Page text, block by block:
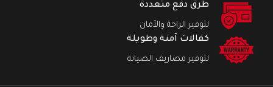
طرق دفع متعددة
لتوفير الراحة والأمان
كفالات آمنة وطويلة
لتوفير مصاريف الصيانة